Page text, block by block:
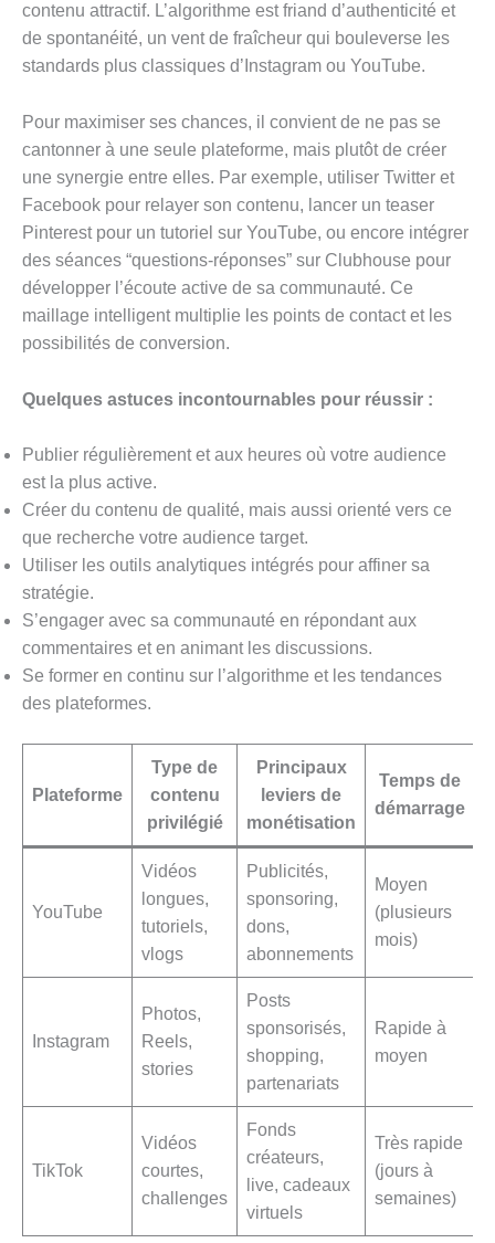
contenu attractif. L’algorithme est friand d’authenticité et
de spontanéité, un vent de fraîcheur qui bouleverse les
standards plus classiques d’Instagram ou YouTube.
Pour maximiser ses chances, il convient de ne pas se
cantonner à une seule plateforme, mais plutôt de créer
une synergie entre elles. Par exemple, utiliser Twitter et
Facebook pour relayer son contenu, lancer un teaser
Pinterest pour un tutoriel sur YouTube, ou encore intégrer
des séances “questions-réponses” sur Clubhouse pour
développer l’écoute active de sa communauté. Ce
maillage intelligent multiplie les points de contact et les
possibilités de conversion.
Quelques astuces incontournables pour réussir :
Publier régulièrement et aux heures où votre audience
est la plus active.
Créer du contenu de qualité, mais aussi orienté vers ce
que recherche votre audience target.
Utiliser les outils analytiques intégrés pour affiner sa
stratégie.
S’engager avec sa communauté en répondant aux
commentaires et en animant les discussions.
Se former en continu sur l’algorithme et les tendances
des plateformes.
Plateforme
Type de
contenu
privilégié
Principaux
leviers de
monétisation
Temps de
démarrage
YouTube
Vidéos
longues,
tutoriels,
vlogs
Publicités,
sponsoring,
dons,
abonnements
Moyen
(plusieurs
mois)
Instagram
Photos,
Reels,
stories
Posts
sponsorisés,
shopping,
partenariats
Rapide à
moyen
TikTok
Vidéos
courtes,
challenges
Fonds
créateurs,
live, cadeaux
virtuels
Très rapide
(jours à
semaines)